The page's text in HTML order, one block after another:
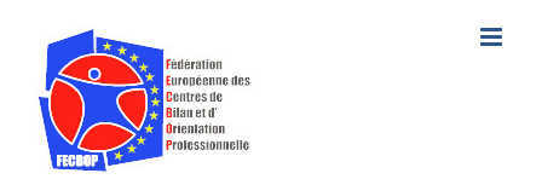
content